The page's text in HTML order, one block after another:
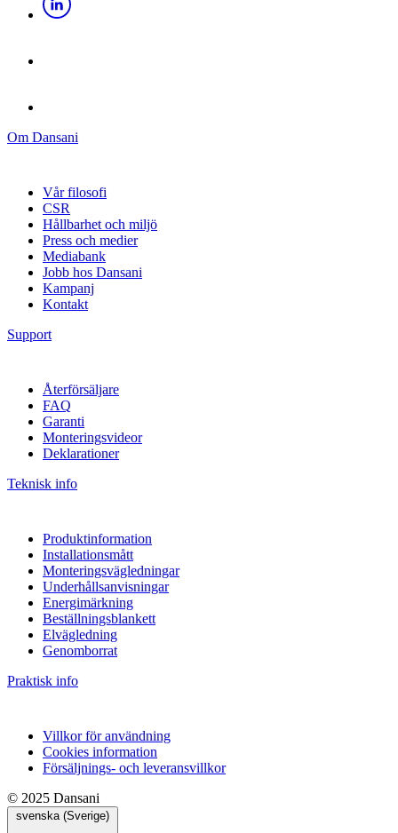
Om Dansani
Vår filosofi
CSR
Hållbarhet och miljö
Press och medier
Mediabank
Jobb hos Dansani
Kampanj
Kontakt
Support
Återförsäljare
FAQ
Garanti
Monteringsvideor
Deklarationer
Teknisk info
Produktinformation
Installationsmått
Monteringsvägledningar
Underhållsanvisningar
Energimärkning
Beställningsblankett
Elvägledning
Genomborrat
Praktisk info
Villkor för användning
Cookies information
Försäljnings- och leveransvillkor
© 2025 Dansani
svenska (Sverige)